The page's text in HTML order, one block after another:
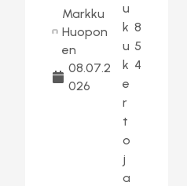
Markku
Huopon
en
08.07.2
026
u
k
u
k
e
r
t
o
j
a
8
5
4